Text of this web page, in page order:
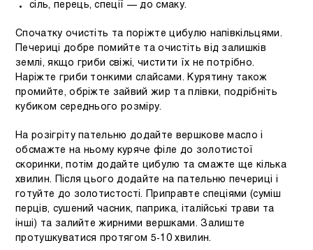
сіль, перець, спеції — до смаку.
Спочатку очистіть та поріжте цибулю напівкільцями.
Печериці добре помийте та очистіть від залишків
землі, якщо гриби свіжі, чистити їх не потрібно.
Наріжте гриби тонкими слайсами. Курятину також
промийте, обріжте зайвий жир та плівки, подрібніть
кубиком середнього розміру.
На розігріту пательню додайте вершкове масло і
обсмажте на ньому куряче філе до золотистої
скоринки, потім додайте цибулю та смажте ще кілька
хвилин. Після цього додайте на пательню печериці і
готуйте до золотистості. Приправте спеціями (суміш
перців, сушений часник, паприка, італійські трави та
інші) та залийте жирними вершками. Залиште
протушкуватися протягом 5-10 хвилин.